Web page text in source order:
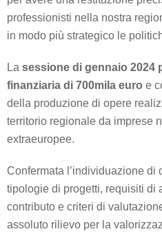
professionisti nella nostra
in modo più strategico le
La sessione di gennaio 2024
finanziaria di 700mila euro e
della produzione di opere
territorio regionale da imprese
extraeuropee.
Confermata l’individuazione di
tipologie di progetti, requisiti di
contributo e criteri di
assoluto rilievo per la